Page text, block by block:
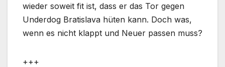
wieder soweit fit ist, dass er das Tor gegen
Underdog Bratislava hüten kann. Doch was,
wenn es nicht klappt und Neuer passen muss?
+++